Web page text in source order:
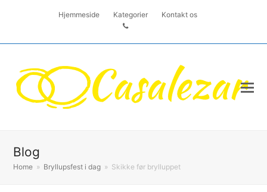
Hjemmeside Kategorier Kontakt os
Blog
Home » Bryllupsfest i dag » Skikke før brylluppet